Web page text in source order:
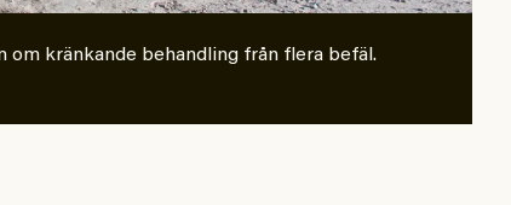
kränkande behandling från flera befäl.